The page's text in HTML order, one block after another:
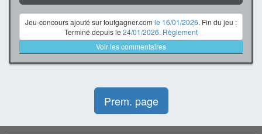
Jeu-concours ajouté sur toutgagner.com le 16/01/2026. Fin du jeu :
Terminé depuis le 24/01/2026. Règlement
Voir les commentaires
Prem. page